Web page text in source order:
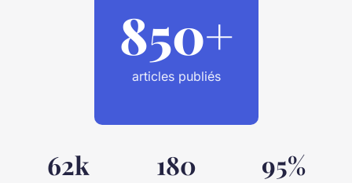
850+
articles publiés
62k 180 95%